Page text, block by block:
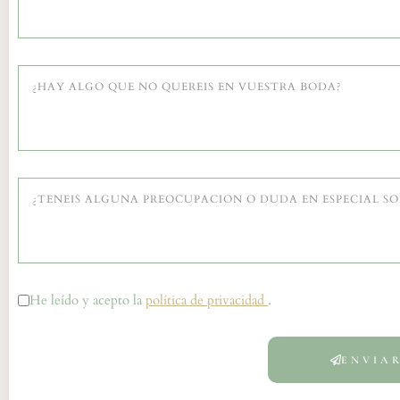
He leído y acepto la política de privacidad .